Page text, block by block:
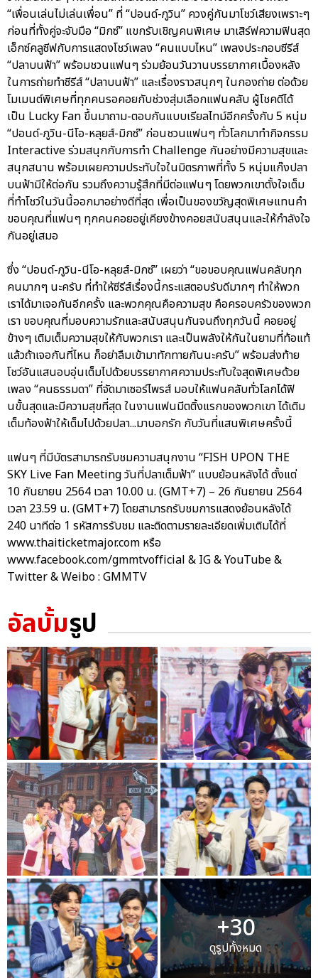
“เพื่อนเล่นไม่เล่นเพื่อน” ที่ “ปอนด์-ภูวิน” ควงคู่กันมาโชว์เสียงเพราะๆ
ก่อนที่ทั้งคู่จะจับมือ “มิกซ์” แขกรับเชิญคนพิเศษ มาเสิร์ฟความฟินสุด
เอ็กซ์คลูซีฟกับการแสดงโชว์เพลง “คนแบบไหน” เพลงประกอบซีรีส์
“ปลาบนฟ้า” พร้อมชวนแฟนๆ ร่วมย้อนวันวานบรรยากาศเบื้องหลัง
ในการถ่ายทำซีรีส์ “ปลาบนฟ้า” และเรื่องราวสนุกๆ ในกองถ่าย ต่อด้วย
โมเมนต์พิเศษที่ทุกคนรอคอยกับช่วงสุ่มเลือกแฟนคลับ ผู้โชคดีได้
เป็น Lucky Fan ขึ้นมาถาม-ตอบกันแบบเรียลไทม์อีกครั้งกับ 5 หนุ่ม
“ปอนด์-ภูวิน-นีโอ-หลุยส์-มิกซ์” ก่อนชวนแฟนๆ ทั่วโลกมาทำกิจกรรม
Interactive ร่วมสนุกกับการทำ Challenge กันอย่างมีความสุขและ
สนุกสนาน พร้อมเผยความประทับใจในมิตรภาพที่ทั้ง 5 หนุ่มแก๊งปลา
บนฟ้ามีให้ต่อกัน รวมถึงความรู้สึกที่มีต่อแฟนๆ โดยพวกเขาตั้งใจเต็ม
ที่ทำโชว์ในวันนี้ออกมาอย่างดีที่สุด เพื่อเป็นของขวัญสุดพิเศษแทนคำ
ขอบคุณที่แฟนๆ ทุกคนคอยอยู่เคียงข้างคอยสนับสนุนและให้กำลังใจ
กันอยู่เสมอ
ซึ่ง “ปอนด์-ภูวิน-นีโอ-หลุยส์-มิกซ์” เผยว่า “ขอขอบคุณแฟนคลับทุก
คนมากๆ นะครับ ที่ทำให้ซีรีส์เรื่องนี้กระแสตอบรับดีมากๆ ทำให้พวก
เราได้มาเจอกันอีกครั้ง และพวกคุณคือความสุข คือครอบครัวของพวก
เรา ขอบคุณที่มอบความรักและสนับสนุนกันจนถึงทุกวันนี้ คอยอยู่
ข้างๆ เติมเต็มความสุขให้กับพวกเรา และเป็นพลังให้กันในยามที่ท้อแท้
แล้วถ้าเจอกันที่ไหน ก็อย่าลืมเข้ามาทักทายกันนะครับ” พร้อมส่งท้าย
โชว์อันแสนอบอุ่นเต็มไปด้วยบรรยากาศความประทับใจสุดพิเศษด้วย
เพลง “คนธรรมดา” ที่จัดมาเซอร์ไพรส์ มอบให้แฟนคลับทั่วโลกได้ฟิ
นขั้นสุดและมีความสุขที่สุด ในงานแฟนมีตติ้งแรกของพวกเขา ได้เติม
เต็มท้องฟ้าให้เต็มไปด้วยปลา...มาบอกรัก กับวันที่แสนพิเศษครั้งนี้
แฟนๆ ที่มีบัตรสามารถรับชมความสนุกงาน “FISH UPON THE
SKY Live Fan Meeting วันที่ปลาเต็มฟ้า” แบบย้อนหลังได้ ตั้งแต่
10 กันยายน 2564 เวลา 10.00 น. (GMT+7) – 26 กันยายน 2564
เวลา 23.59 น. (GMT+7) โดยสามารถรับชมการแสดงย้อนหลังได้
240 นาทีต่อ 1 รหัสการรับชม และติดตามรายละเอียดเพิ่มเติมได้ที่
www.thaiticketmajor.com หรือ
www.facebook.com/gmmtvofficial & IG & YouTube &
Twitter & Weibo : GMMTV
อัลบั้มรูป
+30
ดูรูปทั้งหมด